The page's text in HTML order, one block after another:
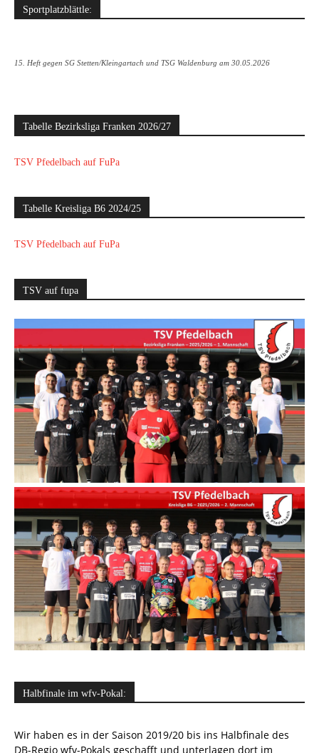
Sportplatzblättle:
15. Heft gegen SG Stetten/Kleingartach und TSG Waldenburg am 30.05.2026
Tabelle Bezirksliga Franken 2026/27
TSV Pfedelbach auf FuPa
Tabelle Kreisliga B6 2024/25
TSV Pfedelbach auf FuPa
TSV auf fupa
Halbfinale im wfv-Pokal:
Wir haben es in der Saison 2019/20 bis ins Halbfinale des
DB-Regio wfv-Pokals geschafft und unterlagen dort im